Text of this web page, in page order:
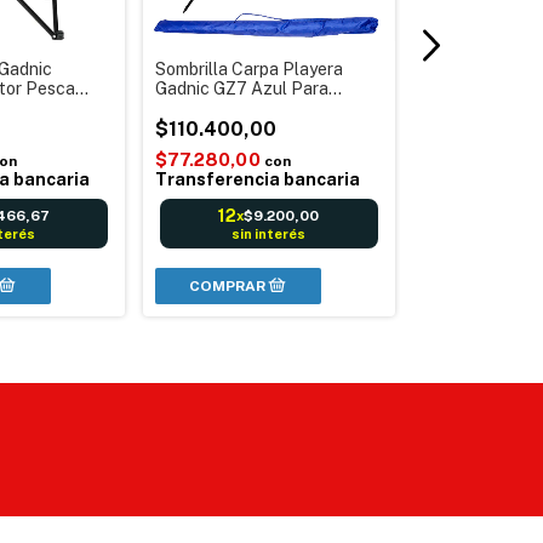
Pesca
bancaria
Sombrilla Carpa Playera
Gadnic GZ7 Azul Para
Playa Rio Montaña
$110.400,00
$77.280,00 con
Transferencia bancaria
12x$9.200,00
sin interés